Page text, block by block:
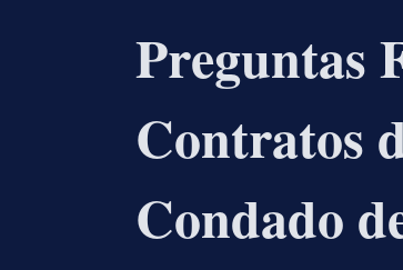
Preguntas
Contratos
Condado